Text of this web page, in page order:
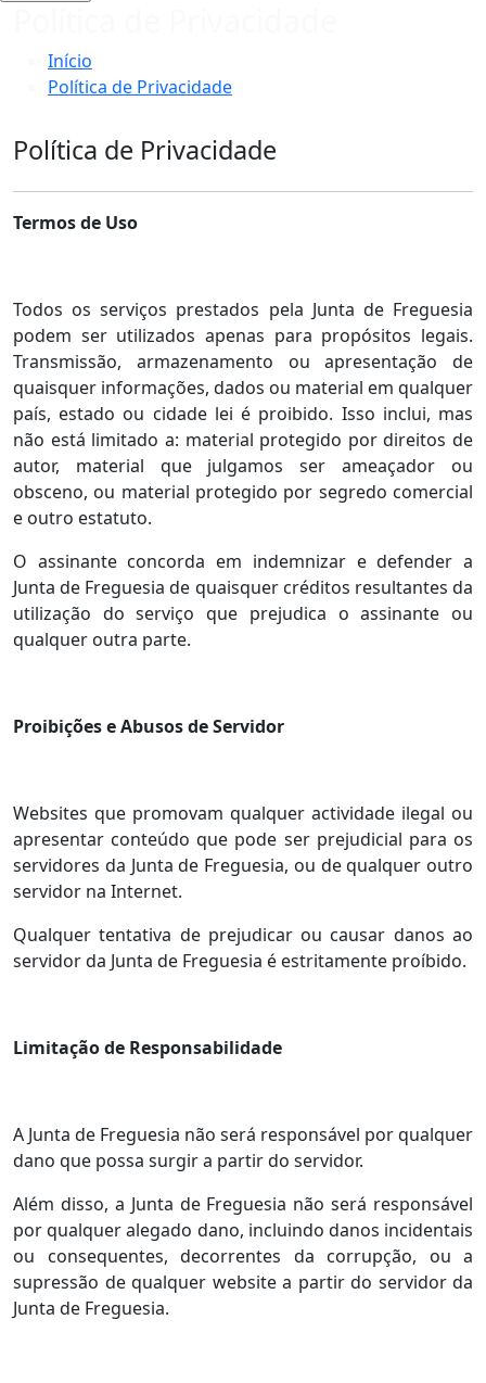
Início
Política de Privacidade
Política de Privacidade
Termos de Uso
Todos os serviços prestados pela Junta de Freguesia
podem ser utilizados apenas para propósitos legais.
Transmissão, armazenamento ou apresentação de
quaisquer informações, dados ou material em qualquer
país, estado ou cidade lei é proibido. Isso inclui, mas
não está limitado a: material protegido por direitos de
autor, material que julgamos ser ameaçador ou
obsceno, ou material protegido por segredo comercial
e outro estatuto.
O assinante concorda em indemnizar e defender a
Junta de Freguesia de quaisquer créditos resultantes da
utilização do serviço que prejudica o assinante ou
qualquer outra parte.
Proibições e Abusos de Servidor
Websites que promovam qualquer actividade ilegal ou
apresentar conteúdo que pode ser prejudicial para os
servidores da Junta de Freguesia, ou de qualquer outro
servidor na Internet.
Qualquer tentativa de prejudicar ou causar danos ao
servidor da Junta de Freguesia é estritamente proíbido.
Limitação de Responsabilidade
A Junta de Freguesia não será responsável por qualquer
dano que possa surgir a partir do servidor.
Além disso, a Junta de Freguesia não será responsável
por qualquer alegado dano, incluindo danos incidentais
ou consequentes, decorrentes da corrupção, ou a
supressão de qualquer website a partir do servidor da
Junta de Freguesia.